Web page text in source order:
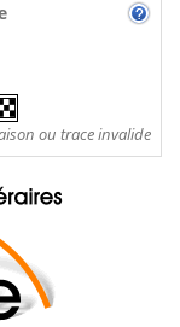
ou trace invalide